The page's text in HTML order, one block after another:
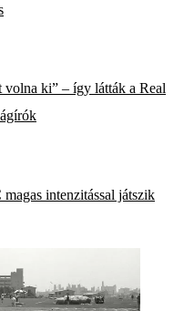
volna ki” – így látták a Real
intenzitással játszik